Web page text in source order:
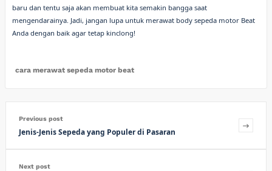
baru dan tentu saja akan membuat kita semakin bangga saat
mengendarainya. Jadi, jangan lupa untuk merawat body sepeda motor Beat
Anda dengan baik agar tetap kinclong!
cara merawat sepeda motor beat
Previous post
Jenis-Jenis Sepeda yang Populer di Pasaran
Next post